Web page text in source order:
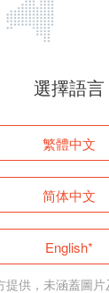
頁面無法顯示
登入
返回首頁
選擇語言
繁體中文
简体中文
English*
提供，未涵蓋圖